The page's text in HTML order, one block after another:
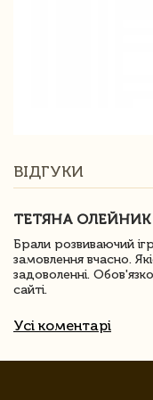
ВІДГУКИ
ТЕТЯНА ОЛЕЙНИК
Брали розвиваючий
замовлення вчасно.
задоволенні.
сайті.
Усі коментарі